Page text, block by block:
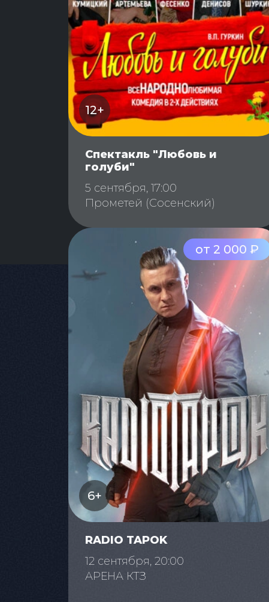
12+
Спектакль "Любовь и
голуби"
5 сентября, 17:00
Прометей (Сосенский)
от 2 000 ₽
6+
RADIO TAPOK
12 сентября, 20:00
АРЕНА КТЗ